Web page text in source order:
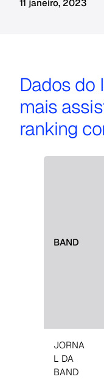
11 janeiro, 2023
Dados do
mais
ranking
BAND
JORNA
L DA
BAND